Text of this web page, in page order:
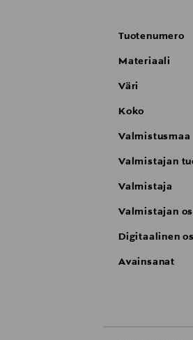
Tuotenumero
Materiaali
Väri
Koko
Valmistusmaa
Valmistajan
Valmistaja
Valmistajan
Digitaalinen
Avainsanat